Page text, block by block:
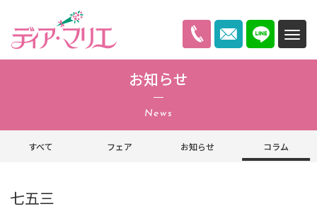
ディアマリエ
お知らせ
News
すべて フェア お知らせ コラム
七五三